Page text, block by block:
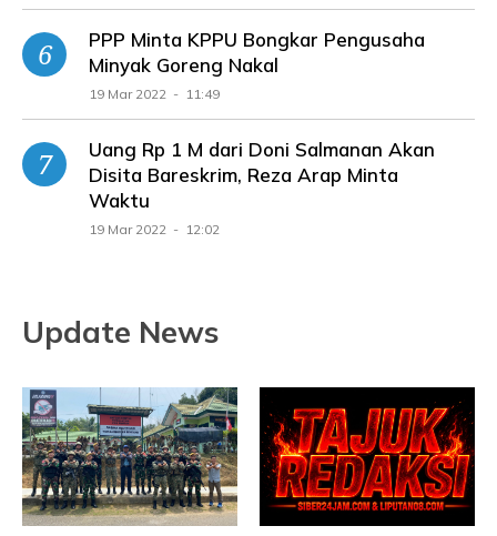
PPP Minta KPPU Bongkar Pengusaha
Minyak Goreng Nakal
19 Mar 2022 - 11:49
Uang Rp 1 M dari Doni Salmanan Akan
Disita Bareskrim, Reza Arap Minta
Waktu
19 Mar 2022 - 12:02
Update News